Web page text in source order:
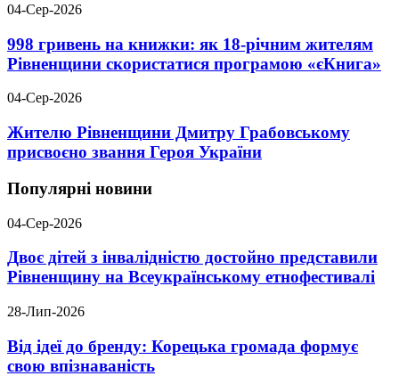
04-Сер-2026
998 гривень на книжки: як 18-річним жителям
Рівненщини скористатися програмою «єКнига»
04-Сер-2026
Жителю Рівненщини Дмитру Грабовському
присвоєно звання Героя України
Популярні новини
04-Сер-2026
Двоє дітей з інвалідністю достойно представили
Рівненщину на Всеукраїнському етнофестивалі
28-Лип-2026
Від ідеї до бренду: Корецька громада формує
свою впізнаваність